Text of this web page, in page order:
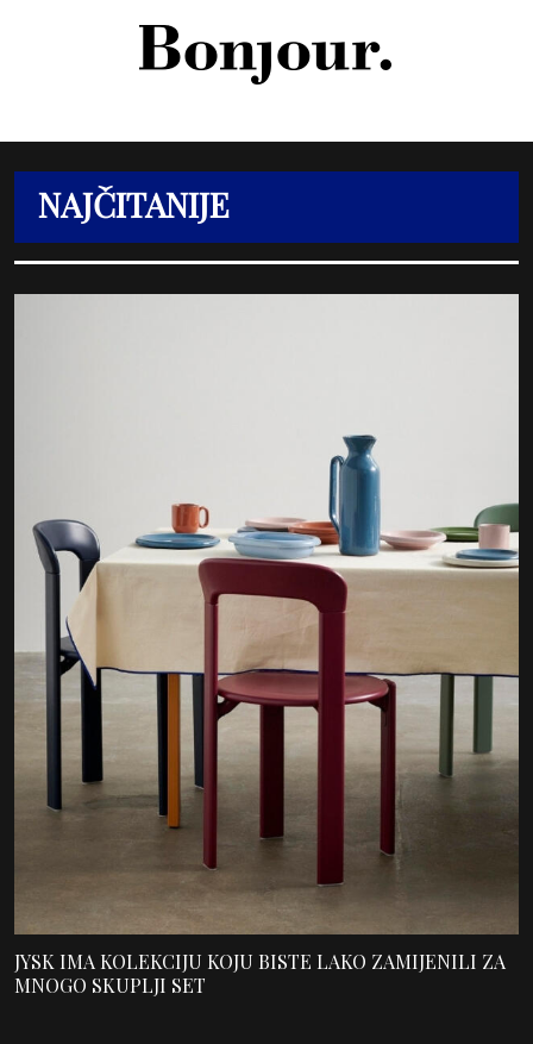
NAJČITANIJE
JYSK IMA KOLEKCIJU KOJU BISTE LAKO ZAMIJENILI ZA
MNOGO SKUPLJI SET